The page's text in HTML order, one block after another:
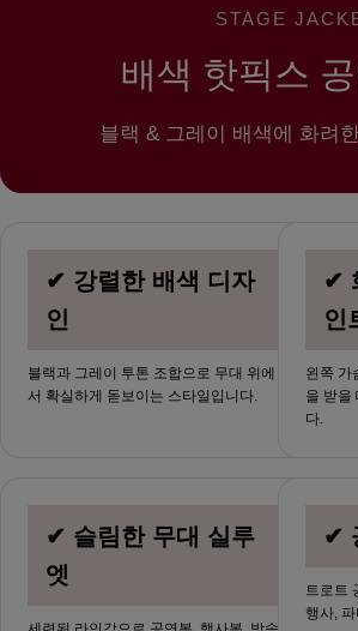
STAGE
배색 핫픽스
블랙 & 그레이 배색에 화려
✔ 강렬한 배색 디자
인
블랙과 그레이 투톤 조합으로 무대 위에
서 확실하게 돋보이는 스타일입니다.
✔
인
왼쪽 가
을 받을
다.
✔ 슬림한 무대 실루
엣
✔
트로트
행사,